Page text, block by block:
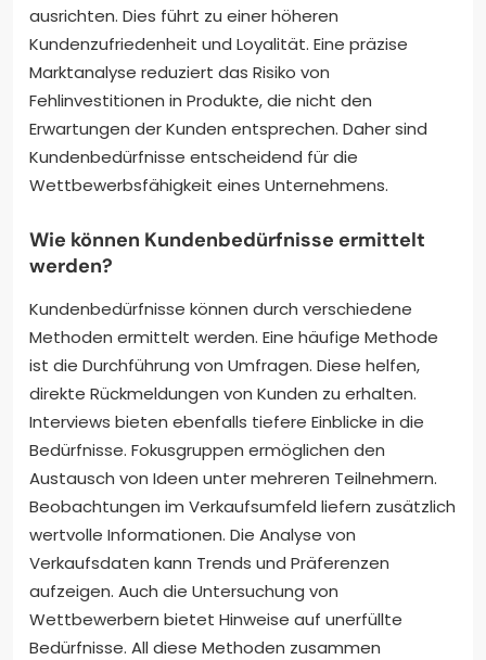
ausrichten. Dies führt zu einer höheren
Kundenzufriedenheit und Loyalität. Eine präzise
Marktanalyse reduziert das Risiko von
Fehlinvestitionen in Produkte, die nicht den
Erwartungen der Kunden entsprechen. Daher sind
Kundenbedürfnisse entscheidend für die
Wettbewerbsfähigkeit eines Unternehmens.
Wie können Kundenbedürfnisse ermittelt
werden?
Kundenbedürfnisse können durch verschiedene
Methoden ermittelt werden. Eine häufige Methode
ist die Durchführung von Umfragen. Diese helfen,
direkte Rückmeldungen von Kunden zu erhalten.
Interviews bieten ebenfalls tiefere Einblicke in die
Bedürfnisse. Fokusgruppen ermöglichen den
Austausch von Ideen unter mehreren Teilnehmern.
Beobachtungen im Verkaufsumfeld liefern zusätzlich
wertvolle Informationen. Die Analyse von
Verkaufsdaten kann Trends und Präferenzen
aufzeigen. Auch die Untersuchung von
Wettbewerbern bietet Hinweise auf unerfüllte
Bedürfnisse. All diese Methoden zusammen